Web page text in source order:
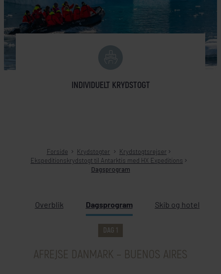
INDIVIDUELT KRYDSTOGT
Forside Krydstogter
Krydstogtsrejser
Ekspeditionskrydstogt til Antarktis med HX Expeditions
Dagsprogram
Overblik Dagsprogram Skib og hotel
DAG 1
AFREJSE DANMARK – BUENOS AIRES